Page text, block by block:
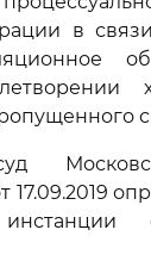
в
17.09.2019
инстанции